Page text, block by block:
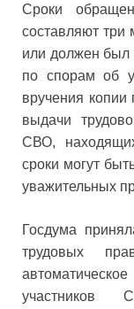
Сроки
составляют три
или должен был
по спорам об
вручения копии
выдачи
СВО,
сроки могут
уважительных
Госдума
трудовых